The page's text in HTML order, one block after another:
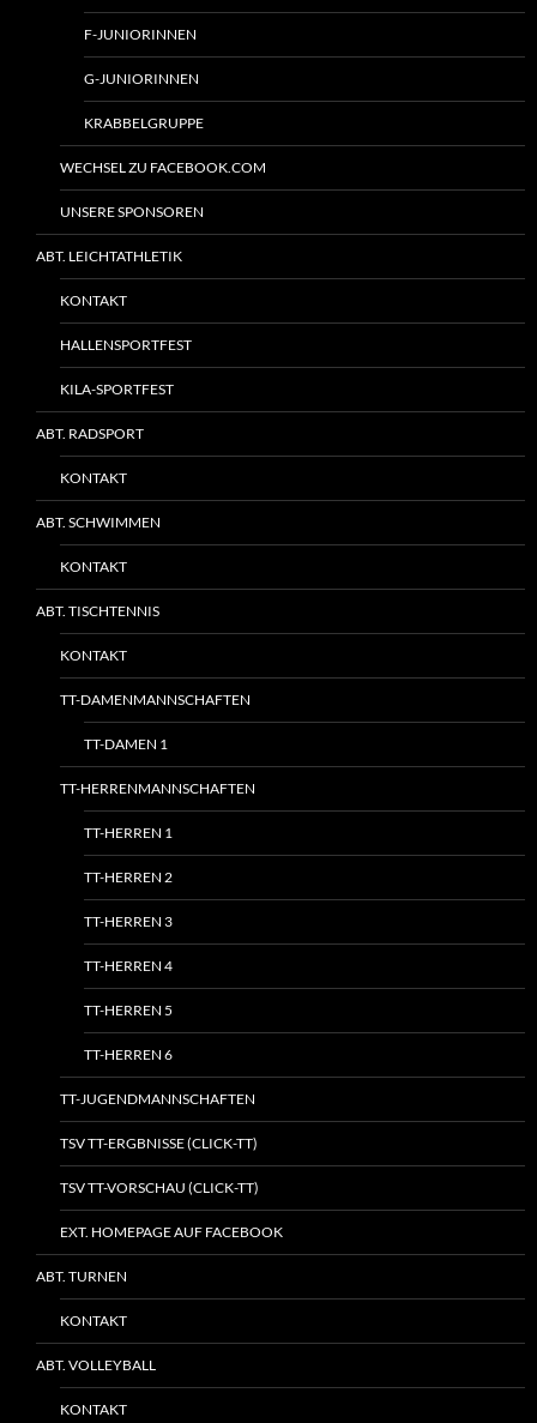
F-JUNIORINNEN
G-JUNIORINNEN
KRABBELGRUPPE
WECHSEL ZU FACEBOOK.COM
UNSERE SPONSOREN
ABT. LEICHTATHLETIK
KONTAKT
HALLENSPORTFEST
KILA-SPORTFEST
ABT. RADSPORT
KONTAKT
ABT. SCHWIMMEN
KONTAKT
ABT. TISCHTENNIS
KONTAKT
TT-DAMENMANNSCHAFTEN
TT-DAMEN 1
TT-HERRENMANNSCHAFTEN
TT-HERREN 1
TT-HERREN 2
TT-HERREN 3
TT-HERREN 4
TT-HERREN 5
TT-HERREN 6
TT-JUGENDMANNSCHAFTEN
TSV TT-ERGBNISSE (CLICK-TT)
TSV TT-VORSCHAU (CLICK-TT)
EXT. HOMEPAGE AUF FACEBOOK
ABT. TURNEN
KONTAKT
ABT. VOLLEYBALL
KONTAKT